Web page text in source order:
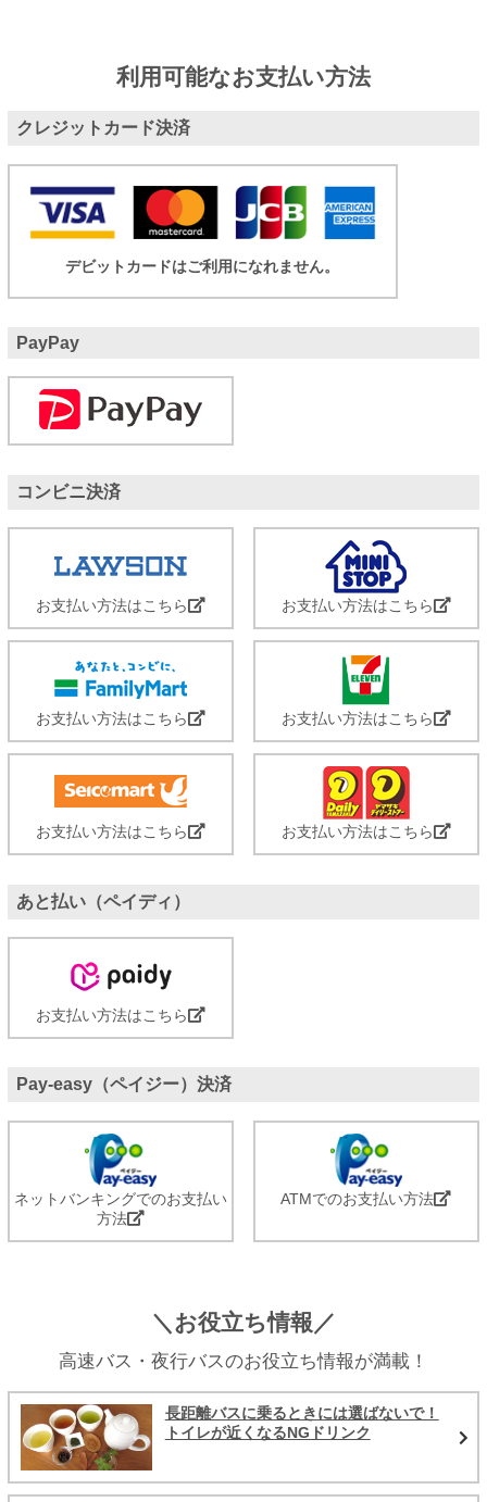
利用可能なお支払い方法
クレジットカード決済
デビットカードはご利用になれません。
PayPay
コンビニ決済
お支払い方法はこちら お支払い方法はこちら
お支払い方法はこちら お支払い方法はこちら
お支払い方法はこちら お支払い方法はこちら
あと払い（ペイディ）
お支払い方法はこちら
Pay-easy（ペイジー）決済
ネットバンキングでのお支払い
方法
ATMでのお支払い方法
＼お役立ち情報／
高速バス・夜行バスのお役立ち情報が満載！
長距離バスに乗るときには選ばないで！
トイレが近くなるNGドリンク